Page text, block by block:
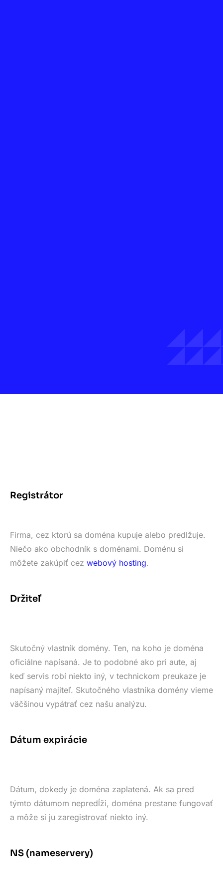
Registrátor
Firma, cez ktorú sa doména kupuje alebo predlžuje.
Niečo ako obchodník s doménami. Doménu si
môžete zakúpiť cez webový hosting.
Držiteľ
Skutočný vlastník domény. Ten, na koho je doména
oficiálne napísaná. Je to podobné ako pri aute, aj
keď servis robí niekto iný, v technickom preukaze je
napísaný majiteľ. Skutočného vlastníka domény vieme
väčšinou vypátrať cez našu analýzu.
Dátum expirácie
Dátum, dokedy je doména zaplatená. Ak sa pred
týmto dátumom nepredĺži, doména prestane fungovať
a môže si ju zaregistrovať niekto iný.
NS (nameservery)